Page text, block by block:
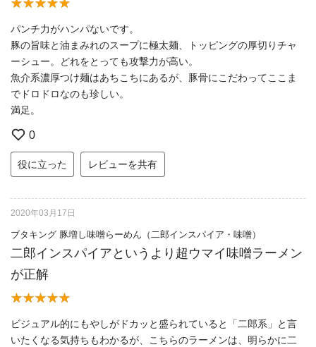
パンチ力がハンパないです。
豚の旨味と油まみれのスープに極太麺、トッピングの厚切りチャ
ーシュー。どれをとっても攻撃力が高い。
魚介系濃厚つけ麺はあちこちにあるが、豚骨にこだわってここま
でドロドロなのも珍しい。
満足。
0
役に立った レビューを共有
2020年03月17日
ブタキング 豚増し味噌らーめん（二郎インスパイア・味噌）
二郎インスパイアというより超ウマイ味噌ラーメン
が正解
ビジュアル的にもやしがドカッと盛られていると「二郎系」と言
いたくなる気持ちもわかるが、こちらのラーメンは、明らかに二